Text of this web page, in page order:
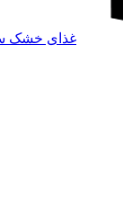
غذای خشک